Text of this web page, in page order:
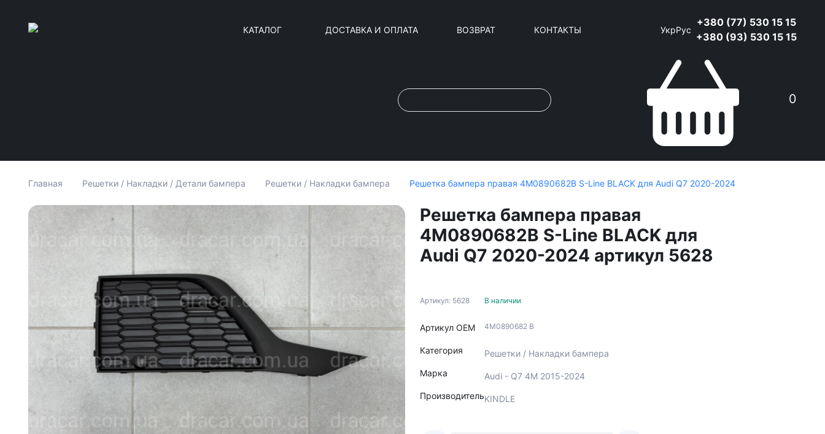
КАТАЛОГ ДОСТАВКА И ОПЛАТА ВОЗВРАТ КОНТАКТЫ УкрРус
+380 (77) 530 15 15
+380 (93) 530 15 15
0
Главная Решетки / Накладки / Детали бампера Решетки / Накладки бампера Решетка бампера правая 4M0890682B S-Line BLACK для Audi Q7 2020-2024
Решетка бампера правая
4M0890682B S-Line BLACK для
Audi Q7 2020-2024 артикул 5628
Артикул: 5628
Артикул ОЕМ
Категория
Марка
Производитель
В наличии
4M0890682 B
Решетки / Накладки бампера
Audi - Q7 4M 2015-2024
KINDLE